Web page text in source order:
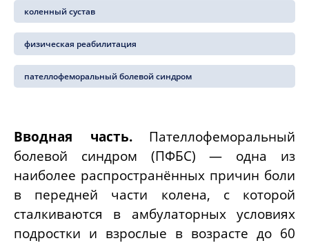
коленный сустав
физическая реабилитация
пателлофеморальный болевой синдром
Вводная часть.
Пателлофеморальный
болевой синдром (ПФБС) — одна из
наиболее распространённых причин боли
в передней части колена, с которой
сталкиваются в амбулаторных условиях
подростки и взрослые в возрасте до 60